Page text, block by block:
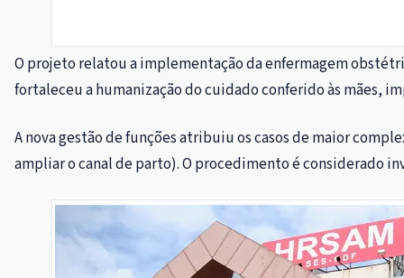
O projeto relatou a implementação da enfermagem
fortaleceu a humanização do cuidado conferido às mães,
A nova gestão de funções atribuiu os casos de maior
ampliar o canal de parto). O procedimento é considerado